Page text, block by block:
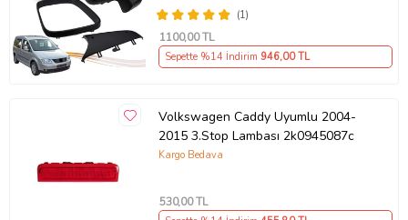
(1)
1100,00 TL
Sepette %14 İndirim 946,00 TL
Volkswagen Caddy Uyumlu 2004-
2015 3.Stop Lambası 2k0945087c
Kargo Bedava
530,00 TL